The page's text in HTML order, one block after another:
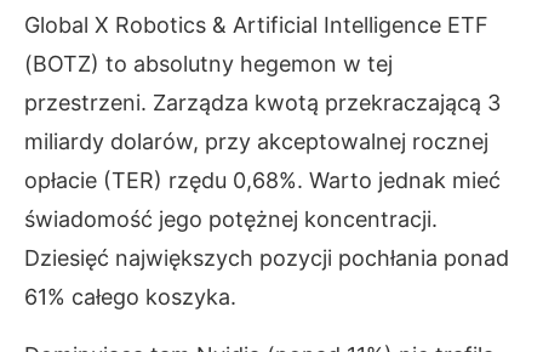
Global X Robotics & Artificial Intelligence ETF
(BOTZ) to absolutny hegemon w tej
przestrzeni. Zarządza kwotą przekraczającą 3
miliardy dolarów, przy akceptowalnej rocznej
opłacie (TER) rzędu 0,68%. Warto jednak mieć
świadomość jego potężnej koncentracji.
Dziesięć największych pozycji pochłania ponad
61% całego koszyka.